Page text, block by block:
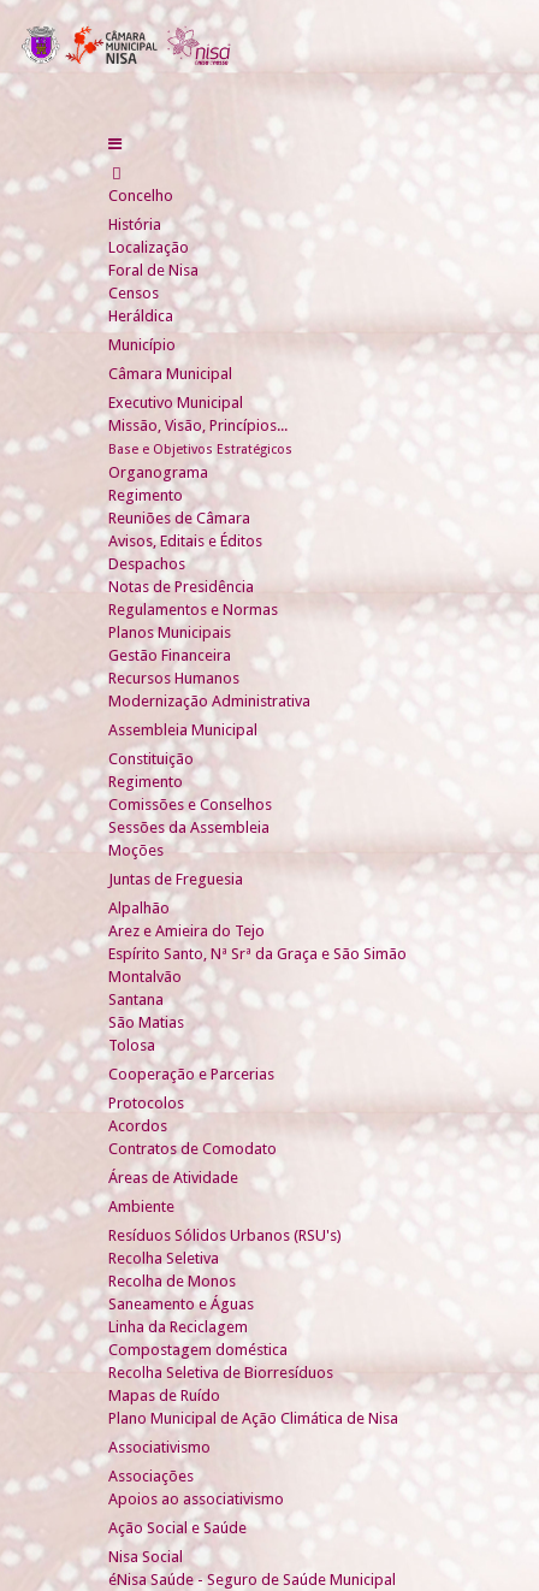
Concelho
História
Localização
Foral de Nisa
Censos
Heráldica
Município
Câmara Municipal
Executivo Municipal
Missão, Visão, Princípios...
Base e Objetivos Estratégicos
Organograma
Regimento
Reuniões de Câmara
Avisos, Editais e Éditos
Despachos
Notas de Presidência
Regulamentos e Normas
Planos Municipais
Gestão Financeira
Recursos Humanos
Modernização Administrativa
Assembleia Municipal
Constituição
Regimento
Comissões e Conselhos
Sessões da Assembleia
Moções
Juntas de Freguesia
Alpalhão
Arez e Amieira do Tejo
Espírito Santo, Nª Srª da Graça e São Simão
Montalvão
Santana
São Matias
Tolosa
Cooperação e Parcerias
Protocolos
Acordos
Contratos de Comodato
Áreas de Atividade
Ambiente
Resíduos Sólidos Urbanos (RSU's)
Recolha Seletiva
Recolha de Monos
Saneamento e Águas
Linha da Reciclagem
Compostagem doméstica
Recolha Seletiva de Biorresíduos
Mapas de Ruído
Plano Municipal de Ação Climática de Nisa
Associativismo
Associações
Apoios ao associativismo
Ação Social e Saúde
Nisa Social
éNisa Saúde - Seguro de Saúde Municipal